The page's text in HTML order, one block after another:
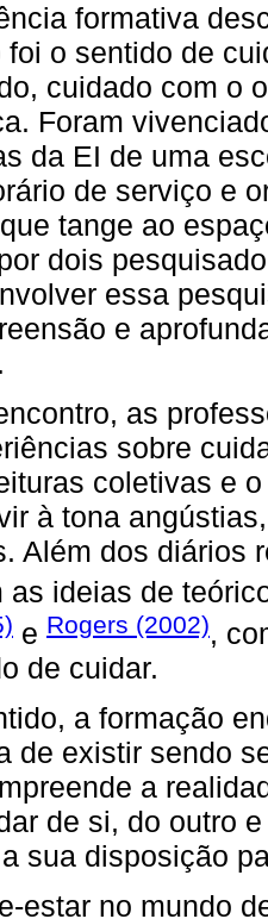
formativa
foi o sentido de
cuidado com o
Foram
da EI de uma
de serviço e
tange ao
dois
essa
e
as
sobre
coletivas e
à tona
Além dos diários
as ideias de
e Rogers (2002),
de cuidar.
a formação
de existir sendo
a
de si, do outro
sua disposição
estar no mundo